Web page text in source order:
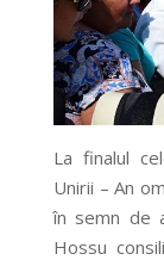
La finalul
Unirii – An
în semn de
Hossu